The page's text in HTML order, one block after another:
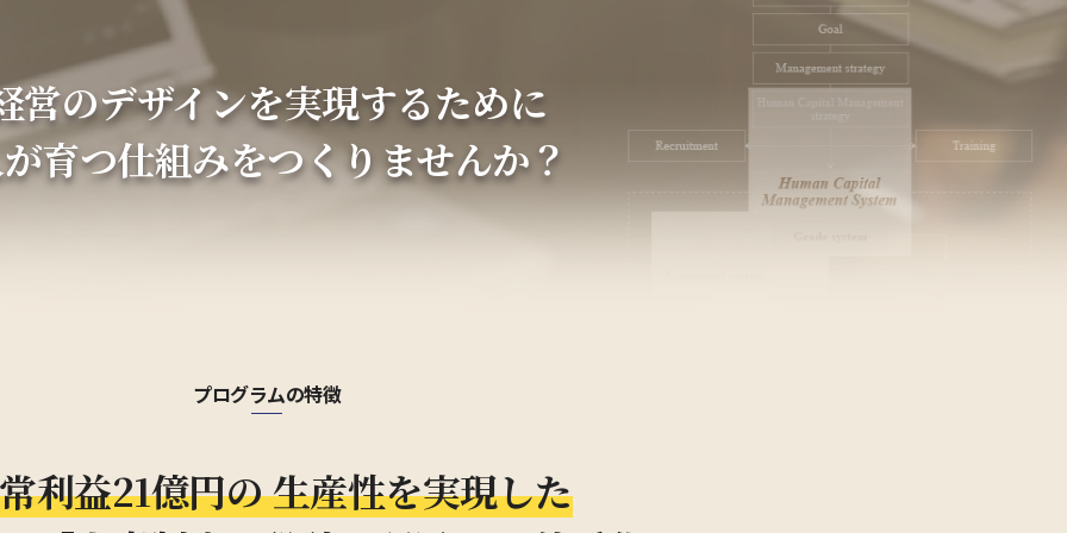
営のデザインを実現するために
育つ仕組みをつくりませんか？
プログラムの特徴
利益21億円の生産性を実現した